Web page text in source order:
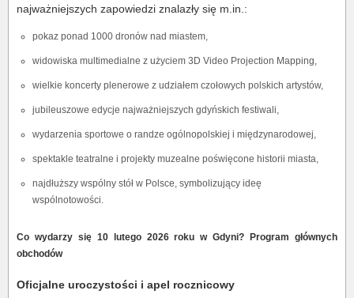
najważniejszych zapowiedzi znalazły się m.in.:
pokaz ponad 1000 dronów nad miastem,
widowiska multimedialne z użyciem 3D Video Projection Mapping,
wielkie koncerty plenerowe z udziałem czołowych polskich artystów,
jubileuszowe edycje najważniejszych gdyńskich festiwali,
wydarzenia sportowe o randze ogólnopolskiej i międzynarodowej,
spektakle teatralne i projekty muzealne poświęcone historii miasta,
najdłuższy wspólny stół w Polsce, symbolizujący ideę
wspólnotowości.
Co wydarzy się 10 lutego 2026 roku w Gdyni? Program głównych
obchodów
Oficjalne uroczystości i apel rocznicowy